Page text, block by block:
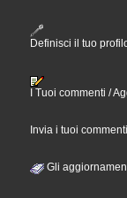
Definisci il tuo
I Tuoi commenti /
Invia i tuoi
Gli